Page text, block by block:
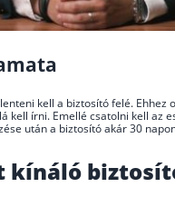
kell a biztosító felé. Ehhez
kell írni. Emellé csatolni kell az
után a biztosító akár 30